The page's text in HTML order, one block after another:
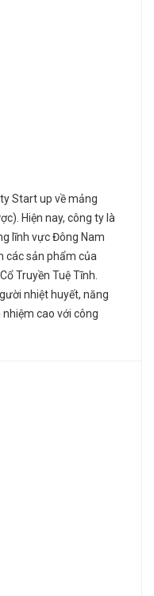
Start up về mảng
Hiện nay, công ty là
lĩnh vực Đông Nam
các sản phẩm của
Truyền Tuệ Tĩnh.
nhiệt huyết, năng
cao với công